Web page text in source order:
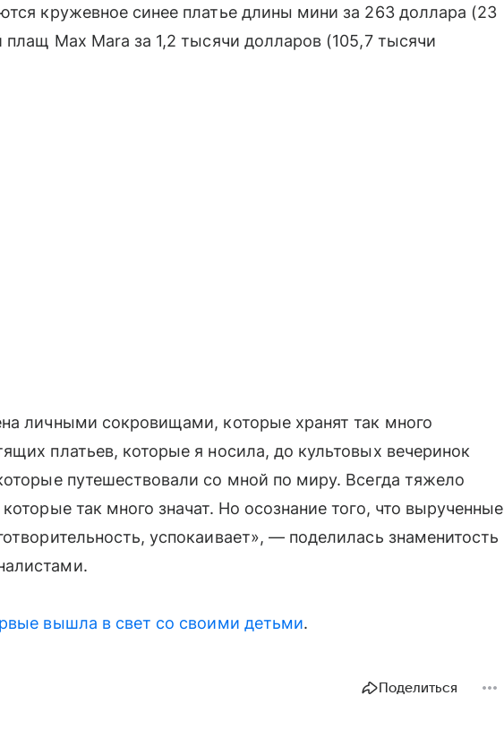
кружевное синее платье длины мини за 263 доллара (23
Max Mara за 1,2 тысячи долларов (105,7 тысячи
личными сокровищами, которые хранят так много
платьев, которые я носила, до культовых вечеринок
путешествовали со мной по миру. Всегда тяжело
так много значат. Но осознание того, что вырученные
успокаивает», — поделилась знаменитость
вышла в свет со своими детьми.
Поделиться